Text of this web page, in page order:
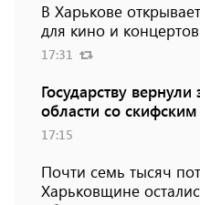
В Харькове
для кино и концертов
17:31
Государству
области со
17:15
Почти семь тысяч
Харьковщине